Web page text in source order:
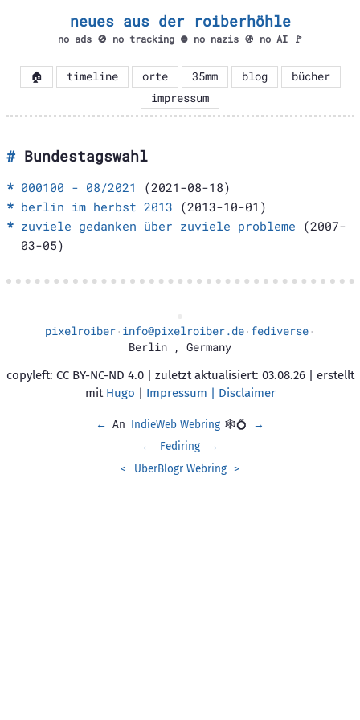
neues aus der roiberhöhle
no ads 🚫 no tracking ⛔ no nazis 🚯 no AI 🚩
🏠 timeline orte 35mm blog
bücher
impressum
Bundestagswahl
000100 - 08/2021
(2021-08-18)
berlin im herbst 2013 (2013-10-01)
zuviele gedanken über zuviele probleme (2007-
03-05)
pixelroiber· info@pixelroiber.de· fediverse·
Berlin , Germany
copyleft: CC BY-NC-ND 4.0 | zuletzt aktualisiert: 03.08.26 | erstellt
mit Hugo | Impressum | Disclaimer
← An IndieWeb Webring 🕸💍
→
←
Fediring
→
<
UberBlogr Webring >